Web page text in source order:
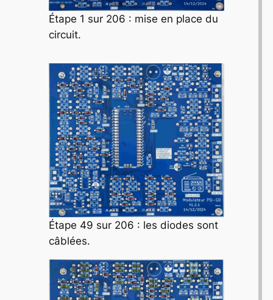
Étape 1 sur 206 : mise en place du
circuit.
Étape 49 sur 206 : les diodes sont
câblées.